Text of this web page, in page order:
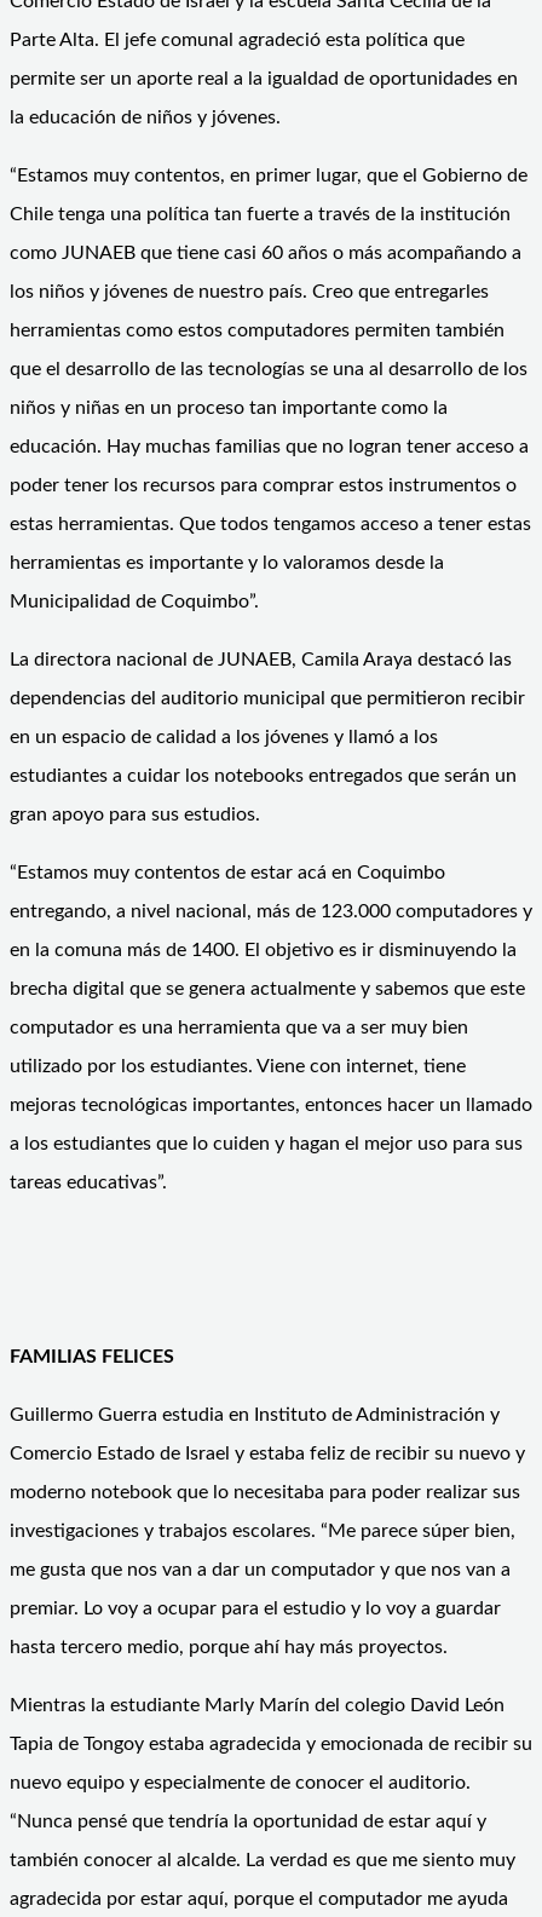
Parte Alta. El jefe comunal agradeció esta política que
permite ser un aporte real a la igualdad de oportunidades en
la educación de niños y jóvenes.
“Estamos muy contentos, en primer lugar, que el Gobierno de
Chile tenga una política tan fuerte a través de la institución
como JUNAEB que tiene casi 60 años o más acompañando a
los niños y jóvenes de nuestro país. Creo que entregarles
herramientas como estos computadores permiten también
que el desarrollo de las tecnologías se una al desarrollo de los
niños y niñas en un proceso tan importante como la
educación. Hay muchas familias que no logran tener acceso a
poder tener los recursos para comprar estos instrumentos o
estas herramientas. Que todos tengamos acceso a tener estas
herramientas es importante y lo valoramos desde la
Municipalidad de Coquimbo”.
La directora nacional de JUNAEB, Camila Araya destacó las
dependencias del auditorio municipal que permitieron recibir
en un espacio de calidad a los jóvenes y llamó a los
estudiantes a cuidar los notebooks entregados que serán un
gran apoyo para sus estudios.
“Estamos muy contentos de estar acá en Coquimbo
entregando, a nivel nacional, más de 123.000 computadores y
en la comuna más de 1400. El objetivo es ir disminuyendo la
brecha digital que se genera actualmente y sabemos que este
computador es una herramienta que va a ser muy bien
utilizado por los estudiantes. Viene con internet, tiene
mejoras tecnológicas importantes, entonces hacer un llamado
a los estudiantes que lo cuiden y hagan el mejor uso para sus
tareas educativas”.
FAMILIAS FELICES
Guillermo Guerra estudia en Instituto de Administración y
Comercio Estado de Israel y estaba feliz de recibir su nuevo y
moderno notebook que lo necesitaba para poder realizar sus
investigaciones y trabajos escolares. “Me parece súper bien,
me gusta que nos van a dar un computador y que nos van a
premiar. Lo voy a ocupar para el estudio y lo voy a guardar
hasta tercero medio, porque ahí hay más proyectos.
Mientras la estudiante Marly Marín del colegio David León
Tapia de Tongoy estaba agradecida y emocionada de recibir su
nuevo equipo y especialmente de conocer el auditorio.
“Nunca pensé que tendría la oportunidad de estar aquí y
también conocer al alcalde. La verdad es que me siento muy
agradecida por estar aquí, porque el computador me ayuda